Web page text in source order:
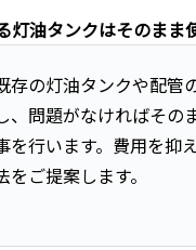
灯油タンクはそのまま
存の灯油タンクや配管
、問題がなければその
を行います。費用を抑
をご提案します。